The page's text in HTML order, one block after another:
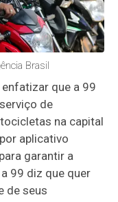
Brasil
que a 99
de
na capital
aplicativo
garantir a
99 diz que quer
de seus